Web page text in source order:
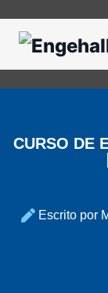
CURSO DE
Escrito por